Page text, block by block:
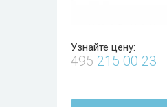
Узнайте цену:
495 215 00 23